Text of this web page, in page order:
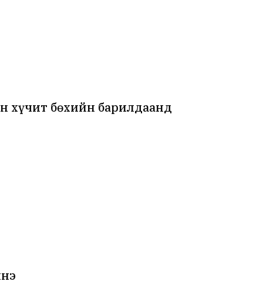
хүчит бөхийн барилдаанд